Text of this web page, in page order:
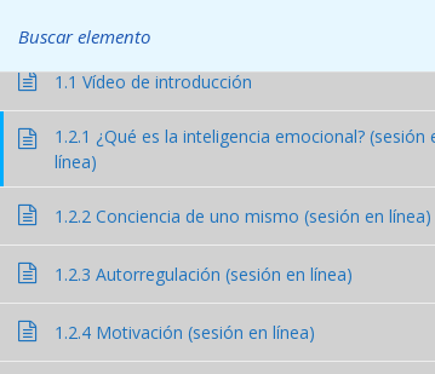
UNIDAD 1 - INTELIGENCIA EMOCIONAL
1.1 Vídeo de introducción
1.2.1 ¿Qué es la inteligencia emocional? (sesión
línea)
1.2.2 Conciencia de uno mismo (sesión en línea)
1.2.3 Autorregulación (sesión en línea)
1.2.4 Motivación (sesión en línea)